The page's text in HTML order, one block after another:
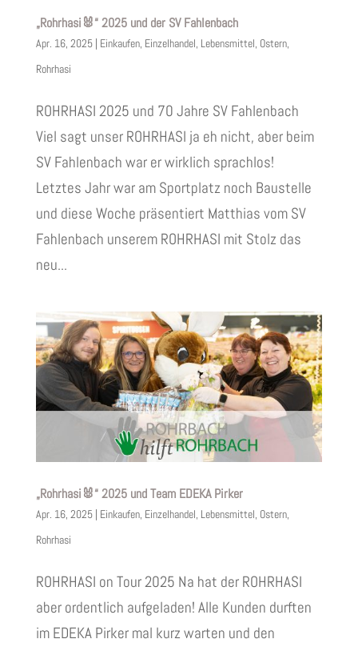
„Rohrhasi🐰“ 2025 und der SV Fahlenbach
Apr. 16, 2025| Einkaufen, Einzelhandel Lebensmittel Ostern,
Rohrhasi
ROHRHASI 2025 und 70 Jahre SV Fahlenbach
Viel sagt unser ROHRHASI ja eh nicht, aber beim
SV Fahlenbach war er wirklich sprachlos!
Letztes Jahr war am Sportplatz noch Baustelle
und diese Woche präsentiert Matthias vom SV
Fahlenbach unserem ROHRHASI mit Stolz das
neu...
„Rohrhasi🐰“ 2025 und Team EDEKA Pirker
Apr. 16, 2025| Einkaufen, Einzelhandel, Lebensmittel, Ostern,
Rohrhasi
ROHRHASI on Tour 2025 Na hat der ROHRHASI
aber ordentlich aufgeladen! Alle Kunden durften
im EDEKA Pirker mal kurz warten und den